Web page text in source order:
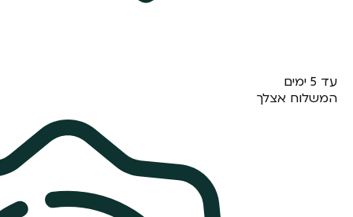
עד 5 ימים
המשלוח אצלך